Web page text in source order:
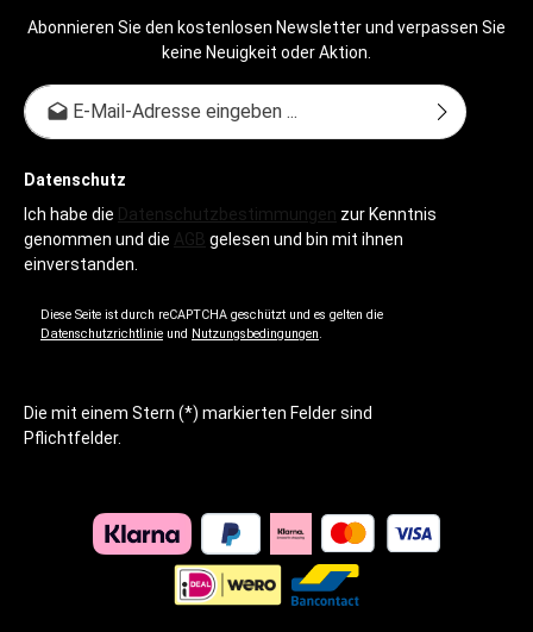
Abonnieren Sie den kostenlosen Newsletter und verpassen Sie
keine Neuigkeit oder Aktion.
Datenschutz
Ich habe die Datenschutzbestimmungen zur Kenntnis
genommen und die AGB gelesen und bin mit ihnen
einverstanden.
Diese Seite ist durch reCAPTCHA geschützt und es gelten die
Datenschutzrichtlinie und Nutzungsbedingungen
Die mit einem Stern (*) markierten Felder sind
Pflichtfelder.